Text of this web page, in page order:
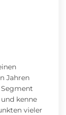
Jahren
kenne
vieler